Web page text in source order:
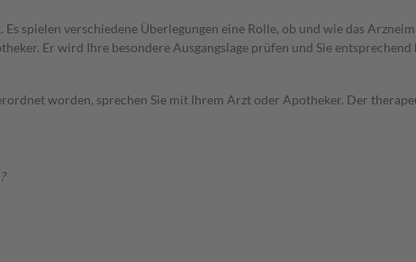
spielen verschiedene Überlegungen eine Rolle, ob und wie das
Er wird Ihre besondere Ausgangslage prüfen und Sie
worden, sprechen Sie mit Ihrem Arzt oder Apotheker. Der